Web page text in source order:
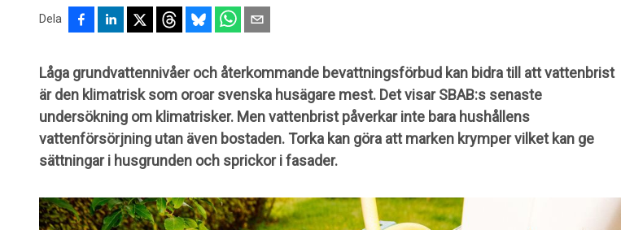
Dela
Låga grundvattennivåer och återkommande bevattningsförbud kan bidra till att vattenbrist
är den klimatrisk som oroar svenska husägare mest. Det visar SBAB:s senaste
undersökning om klimatrisker. Men vattenbrist påverkar inte bara hushållens
vattenförsörjning utan även bostaden. Torka kan göra att marken krymper vilket kan ge
sättningar i husgrunden och sprickor i fasader.